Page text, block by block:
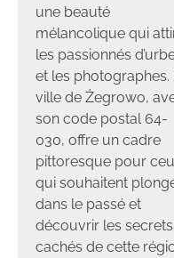
une beauté
mélancolique qui
les passionnés
et les photographes.
ville de Żegrowo,
son code postal 64-
030, offre un cadre
pittoresque pour
qui souhaitent
dans le passé et
découvrir les secrets
cachés de cette